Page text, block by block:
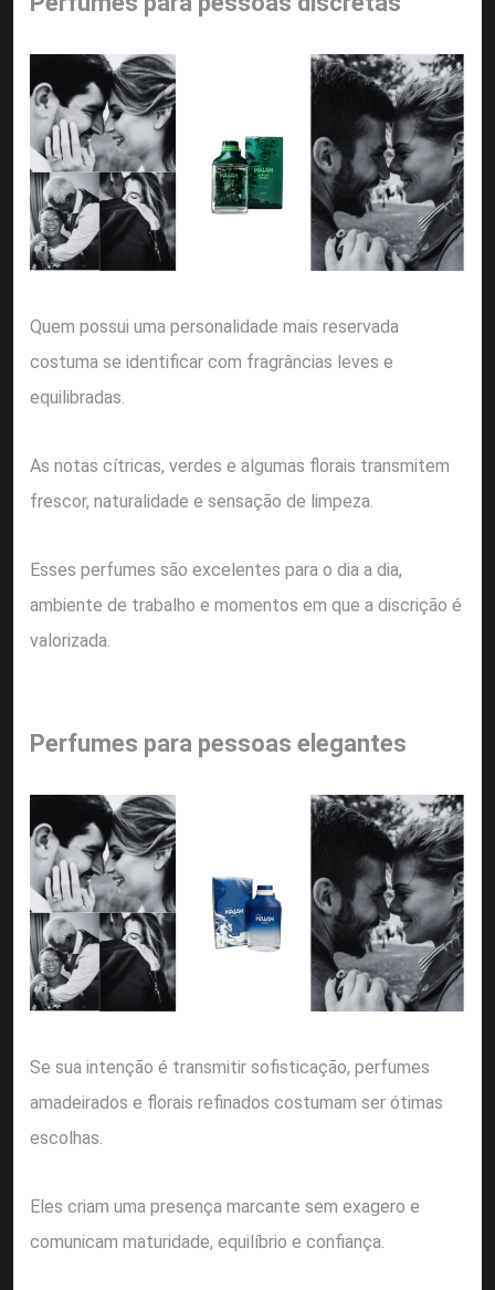
Quem possui uma personalidade mais reservada
costuma se identificar com fragrâncias leves e
equilibradas.
As notas cítricas, verdes e algumas florais transmitem
frescor, naturalidade e sensação de limpeza.
Esses perfumes são excelentes para o dia a dia,
ambiente de trabalho e momentos em que a discrição é
valorizada.
Perfumes para pessoas elegantes
Se sua intenção é transmitir sofisticação, perfumes
amadeirados e florais refinados costumam ser ótimas
escolhas.
Eles criam uma presença marcante sem exagero e
comunicam maturidade, equilíbrio e confiança.